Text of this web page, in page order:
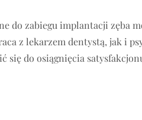
do zabiegu implantacji zęba
z lekarzem dentystą, jak i
się do osiągnięcia